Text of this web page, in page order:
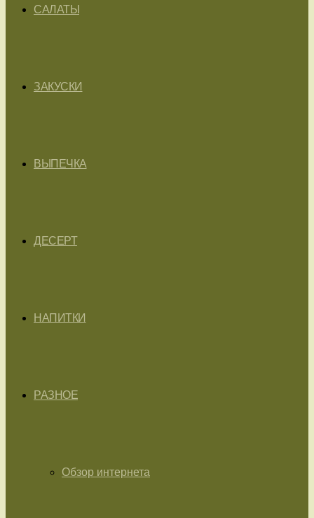
САЛАТЫ
ЗАКУСКИ
ВЫПЕЧКА
ДЕСЕРТ
НАПИТКИ
РАЗНОЕ
Обзор интернета